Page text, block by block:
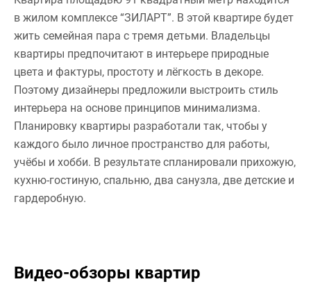
в жилом комплексе “ЗИЛАРТ”. В этой квартире будет
жить семейная пара с тремя детьми. Владельцы
квартиры предпочитают в интерьере природные
цвета и фактуры, простоту и лёгкость в декоре.
Поэтому дизайнеры предложили выстроить стиль
интерьера на основе принципов минимализма.
Планировку квартиры разработали так, чтобы у
каждого было личное пространство для работы,
учёбы и хобби. В результате спланировали прихожую,
кухню-гостиную, спальню, два санузла, две детские и
гардеробную.
Видео-обзоры квартир